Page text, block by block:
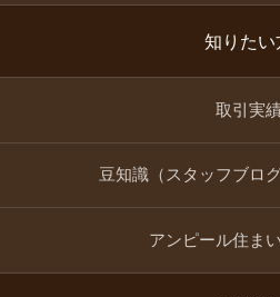
知りたい
取引実
豆知識（スタッフブロ
アンピール住ま